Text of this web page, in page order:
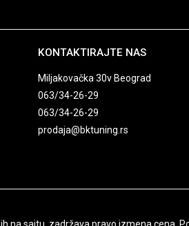
KONTAKTIRAJTE NAS
Miljakovačka 30v Beograd
063/34-26-29
063/34-26-29
prodaja@bktuning.rs